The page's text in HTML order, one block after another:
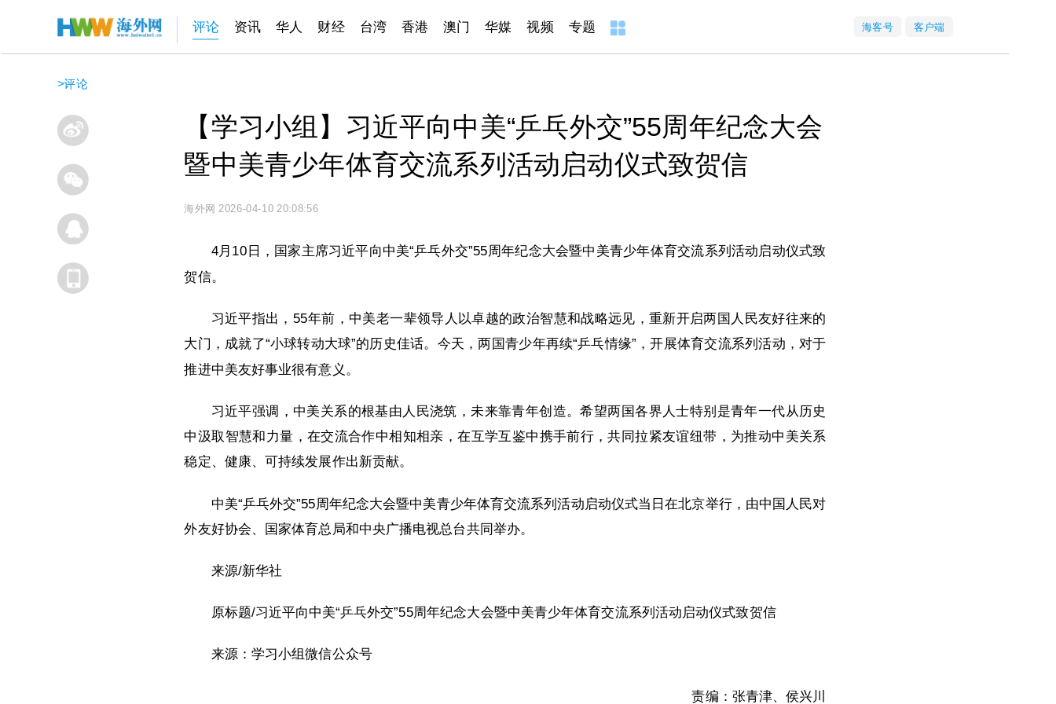
评论 资讯 华人 财经 台湾 香港 澳门 华媒 视频 专题 海客号 客户端
>评论
【学习小组】习近平向中美“乒乓外交”55周年纪念大会
暨中美青少年体育交流系列活动启动仪式致贺信
海外网 2026-04-10 20:08:56
4月10日，国家主席习近平向中美“乒乓外交”55周年纪念大会暨中美青少年体育交流系列活动启动仪式致
贺信。
习近平指出，55年前，中美老一辈领导人以卓越的政治智慧和战略远见，重新开启两国人民友好往来的
大门，成就了“小球转动大球”的历史佳话。今天，两国青少年再续“乒乓情缘”，开展体育交流系列活动，对于
推进中美友好事业很有意义。
习近平强调，中美关系的根基由人民浇筑，未来靠青年创造。希望两国各界人士特别是青年一代从历史
中汲取智慧和力量，在交流合作中相知相亲，在互学互鉴中携手前行，共同拉紧友谊纽带，为推动中美关系
稳定、健康、可持续发展作出新贡献。
中美“乒乓外交”55周年纪念大会暨中美青少年体育交流系列活动启动仪式当日在北京举行，由中国人民对
外友好协会、国家体育总局和中央广播电视总台共同举办。
来源/新华社
原标题/习近平向中美“乒乓外交”55周年纪念大会暨中美青少年体育交流系列活动启动仪式致贺信
来源：学习小组微信公众号
责编：张青津、侯兴川